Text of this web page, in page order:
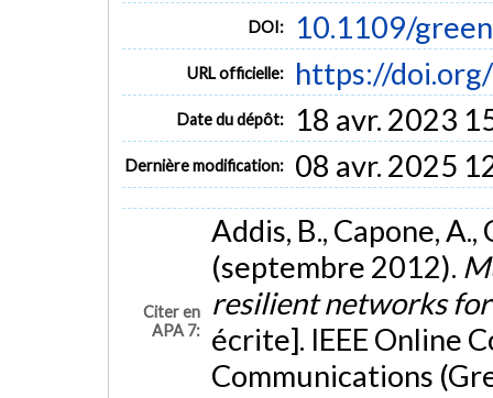
DOI: 10.1109/
URL officielle: https://
Date du dépôt: 18 avr. 2023
Dernière modification: 08 avr. 2025
Citer en
APA 7:
Addis, B., Capone, A.,
(septembre 2012).
resilient networks
écrite]. IEEE Online
Communications